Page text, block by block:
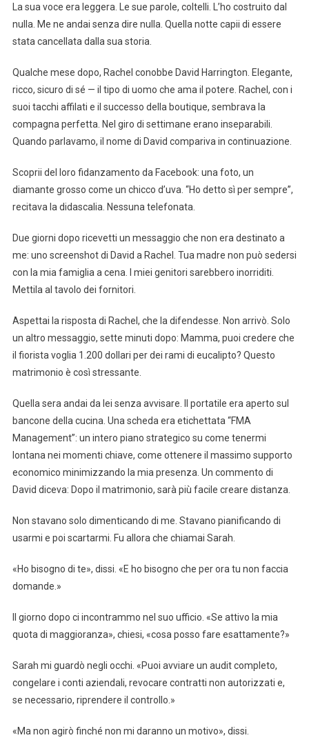
La sua voce era leggera. Le sue parole, coltelli. L’ho costruito dal
nulla. Me ne andai senza dire nulla. Quella notte capii di essere
stata cancellata dalla sua storia.
Qualche mese dopo, Rachel conobbe David Harrington. Elegante,
ricco, sicuro di sé — il tipo di uomo che ama il potere. Rachel, con i
suoi tacchi affilati e il successo della boutique, sembrava la
compagna perfetta. Nel giro di settimane erano inseparabili.
Quando parlavamo, il nome di David compariva in continuazione.
Scoprii del loro fidanzamento da Facebook: una foto, un
diamante grosso come un chicco d’uva. “Ho detto sì per sempre”,
recitava la didascalia. Nessuna telefonata.
Due giorni dopo ricevetti un messaggio che non era destinato a
me: uno screenshot di David a Rachel. Tua madre non può sedersi
con la mia famiglia a cena. I miei genitori sarebbero inorriditi.
Mettila al tavolo dei fornitori.
Aspettai la risposta di Rachel, che la difendesse. Non arrivò. Solo
un altro messaggio, sette minuti dopo: Mamma, puoi credere che
il fiorista voglia 1.200 dollari per dei rami di eucalipto? Questo
matrimonio è così stressante.
Quella sera andai da lei senza avvisare. Il portatile era aperto sul
bancone della cucina. Una scheda era etichettata “FMA
Management”: un intero piano strategico su come tenermi
lontana nei momenti chiave, come ottenere il massimo supporto
economico minimizzando la mia presenza. Un commento di
David diceva: Dopo il matrimonio, sarà più facile creare distanza.
Non stavano solo dimenticando di me. Stavano pianificando di
usarmi e poi scartarmi. Fu allora che chiamai Sarah.
«Ho bisogno di te», dissi. «E ho bisogno che per ora tu non faccia
domande.»
Il giorno dopo ci incontrammo nel suo ufficio. «Se attivo la mia
quota di maggioranza», chiesi, «cosa posso fare esattamente?»
Sarah mi guardò negli occhi. «Puoi avviare un audit completo,
congelare i conti aziendali, revocare contratti non autorizzati e,
se necessario, riprendere il controllo.»
«Ma non agirò finché non mi daranno un motivo», dissi.